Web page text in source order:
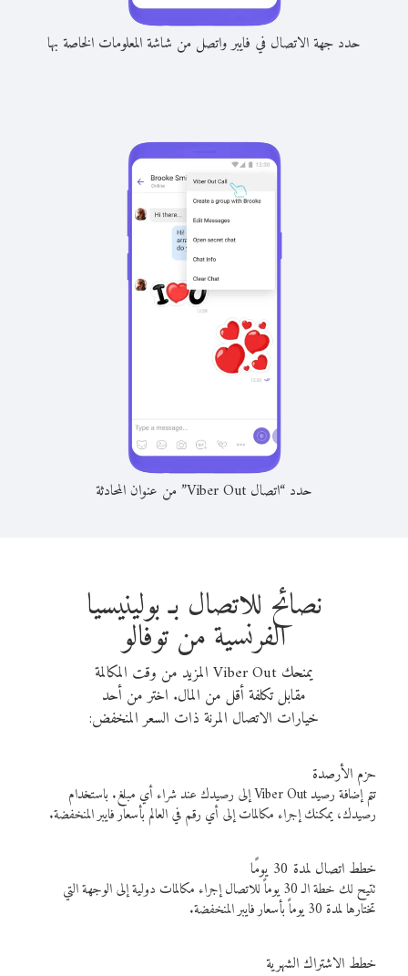
حدد جهة الاتصال في فايبر واتصل من شاشة المعلومات الخاصة بها
حدد “اتصال Viber Out” من عنوان المحادثة
نصائح للاتصال بـ بولينيسيا
الفرنسية من توفالو
يمنحك Viber Out المزيد من وقت المكالمة
مقابل تكلفة أقل من المال. اختر من أحد
خيارات الاتصال المرنة ذات السعر المنخفض:
حزم الأرصدة
تتم إضافة رصيد Viber Out إلى رصيدك عند شراء أي مبلغ. باستخدام
رصيدك، يمكنك إجراء مكالمات إلى أي رقم في العالم بأسعار فايبر المنخفضة.
خطط اتصال لمدة 30 يومًا
تتيح لك خطة الـ 30 يوماً للاتصال إجراء مكالمات دولية إلى الوجهة التي
تختارها لمدة 30 يوماً بأسعار فايبر المنخفضة.
خطط الاشتراك الشهرية